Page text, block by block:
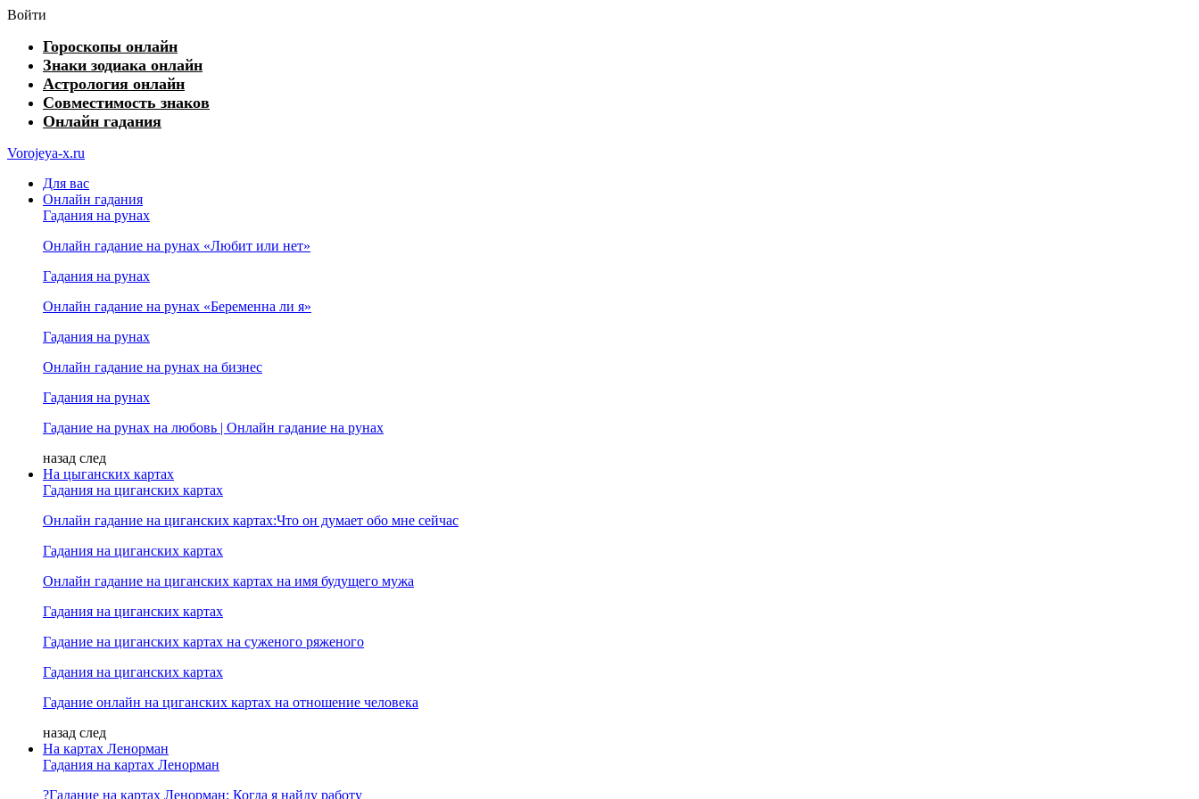
Войти
Гороскопы онлайн
Знаки зодиака онлайн
Астрология онлайн
Совместимость знаков
Онлайн гадания
Vorojeya-x.ru
Для вас
Онлайн гадания
Гадания на рунах
Онлайн гадание на рунах «Любит или нет»
Гадания на рунах
Онлайн гадание на рунах «Беременна ли я»
Гадания на рунах
Онлайн гадание на рунах на бизнес
Гадания на рунах
Гадание на рунах на любовь | Онлайн гадание на рунах
назад след
На цыганских картах
Гадания на циганских картах
Онлайн гадание на циганских картах:Что он думает обо мне сейчас
Гадания на циганских картах
Онлайн гадание на циганских картах на имя будущего мужа
Гадания на циганских картах
Гадание на циганских картах на суженого ряженого
Гадания на циганских картах
Гадание онлайн на циганских картах на отношение человека
назад след
На картах Ленорман
Гадания на картах Ленорман
?Гадание на картах Ленорман: Когда я найду работу